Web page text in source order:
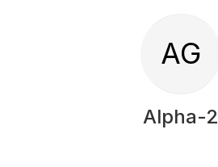
AG
Alpha-2